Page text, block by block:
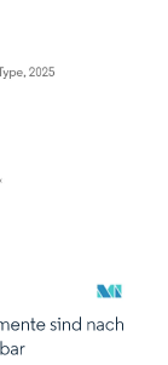
Namensnennung